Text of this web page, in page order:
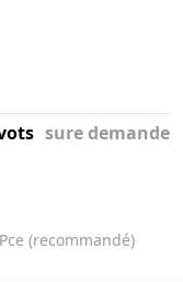
sure demande
(recommandé)